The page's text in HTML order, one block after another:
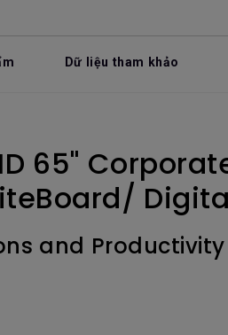
Dữ liệu tham khảo
65"
and